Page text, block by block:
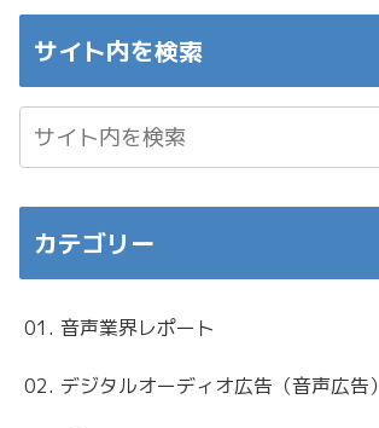
サイト内を検索
カテゴリー
01. 音声業界レポート
02. デジタルオーディオ広告（音声広告）